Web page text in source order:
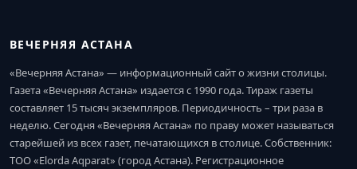
ВЕЧЕРНЯЯ АСТАНА
«Вечерняя Астана» — информационный сайт о жизни столицы.
Газета «Вечерняя Астана» издается с 1990 года. Тираж газеты
составляет 15 тысяч экземпляров. Периодичность – три раза в
неделю. Сегодня «Вечерняя Астана» по праву может называться
старейшей из всех газет, печатающихся в столице. Собственник:
ТОО «Elorda Aqparat» (город Астана). Регистрационное